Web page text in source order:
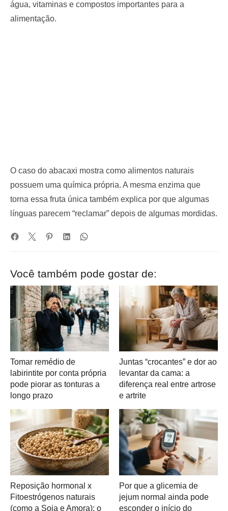
água, vitaminas e compostos importantes para a
alimentação.
O caso do abacaxi mostra como alimentos naturais
possuem uma química própria. A mesma enzima que
torna essa fruta única também explica por que algumas
línguas parecem “reclamar” depois de algumas mordidas.
Você também pode gostar de:
Tomar remédio de
labirintite por conta própria
pode piorar as tonturas a
longo prazo
Juntas “crocantes” e dor ao
levantar da cama: a
diferença real entre artrose
e artrite
Reposição hormonal x
Fitoestrógenos naturais
(como a Soja e Amora): o
Por que a glicemia de
jejum normal ainda pode
esconder o início do